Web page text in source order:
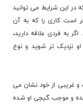
در این شرایط می توانید
است کاری را که به آن
به فردی علاقه دارید،
او نزدیک تر شوید و نوع
و غریبی از خود نشان می
و موجب گیجی او شده